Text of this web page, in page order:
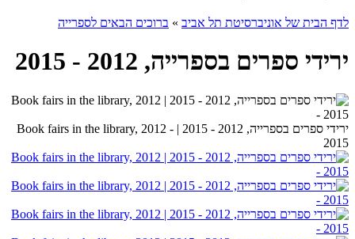
לדף הבית של אוניברסיטת תל אביב » ברוכים הבאים לספרייה
ירידי ספרים בספרייה, 2012 - 2015
ירידי ספרים בספרייה, 2012 - 2015 | Book fairs in the library, 2012 -
2015